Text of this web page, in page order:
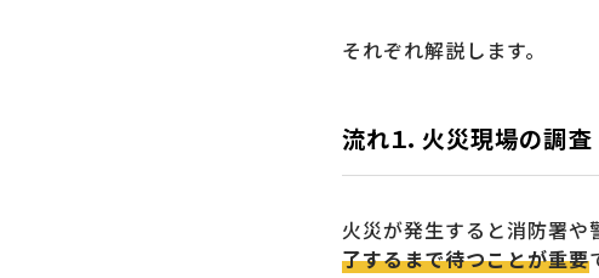
それぞれ解説します。
流れ１．火災現場の調査
火災が発生すると消防署や
了するまで待つことが重要